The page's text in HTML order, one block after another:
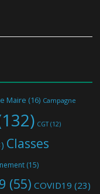
Maire (16) Campagne
CGT(12)
Classes
(15)
(55) COVID19 (23)